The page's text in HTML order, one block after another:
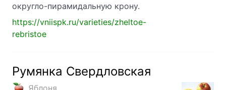
округло-пирамидальную крону.
https://vniispk.ru/varieties/zheltoe-
rebristoe
Румянка Свердловская